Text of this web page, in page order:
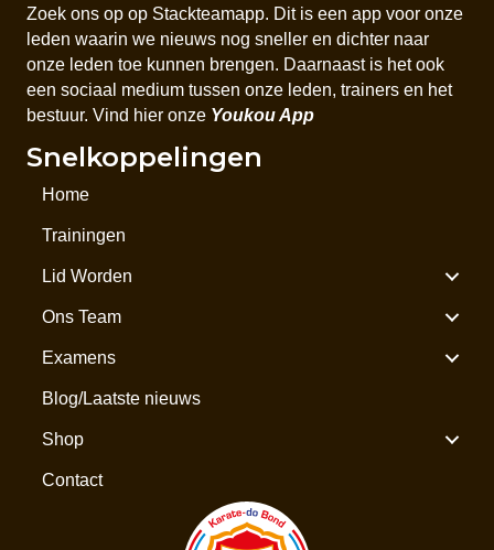
Zoek ons op op Stackteamapp. Dit is een app voor onze
leden waarin we nieuws nog sneller en dichter naar
onze leden toe kunnen brengen. Daarnaast is het ook
een sociaal medium tussen onze leden, trainers en het
bestuur. Vind hier onze Youkou App
Snelkoppelingen
Home
Trainingen
Lid Worden
Ons Team
Examens
Blog/Laatste nieuws
Shop
Contact